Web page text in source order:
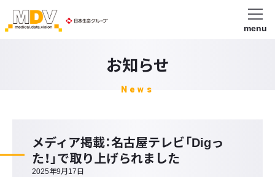
menu
お知らせ
News
メディア掲載：名古屋テレビ「Digっ
た！」で取り上げられました
2025年9月17日